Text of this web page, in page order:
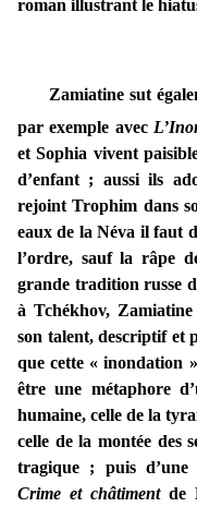
roman illustrant le
Zamiatine sut
par exemple avec
et Sophia vivent
d’enfant ; aussi ils
rejoint Trophim dans
eaux de la Néva il faut
l’ordre, sauf la râpe
grande tradition russe
à Tchékhov,
son talent, descriptif et
que cette « inondation
être une métaphore
humaine, celle de la
celle de la montée des
tragique ; puis d’une
Crime et châtimentde